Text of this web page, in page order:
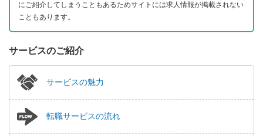
にご紹介してしまうこともあるためサイトには求人情報が掲載されない
こともあります。
サービスのご紹介
サービスの魅力
転職サービスの流れ